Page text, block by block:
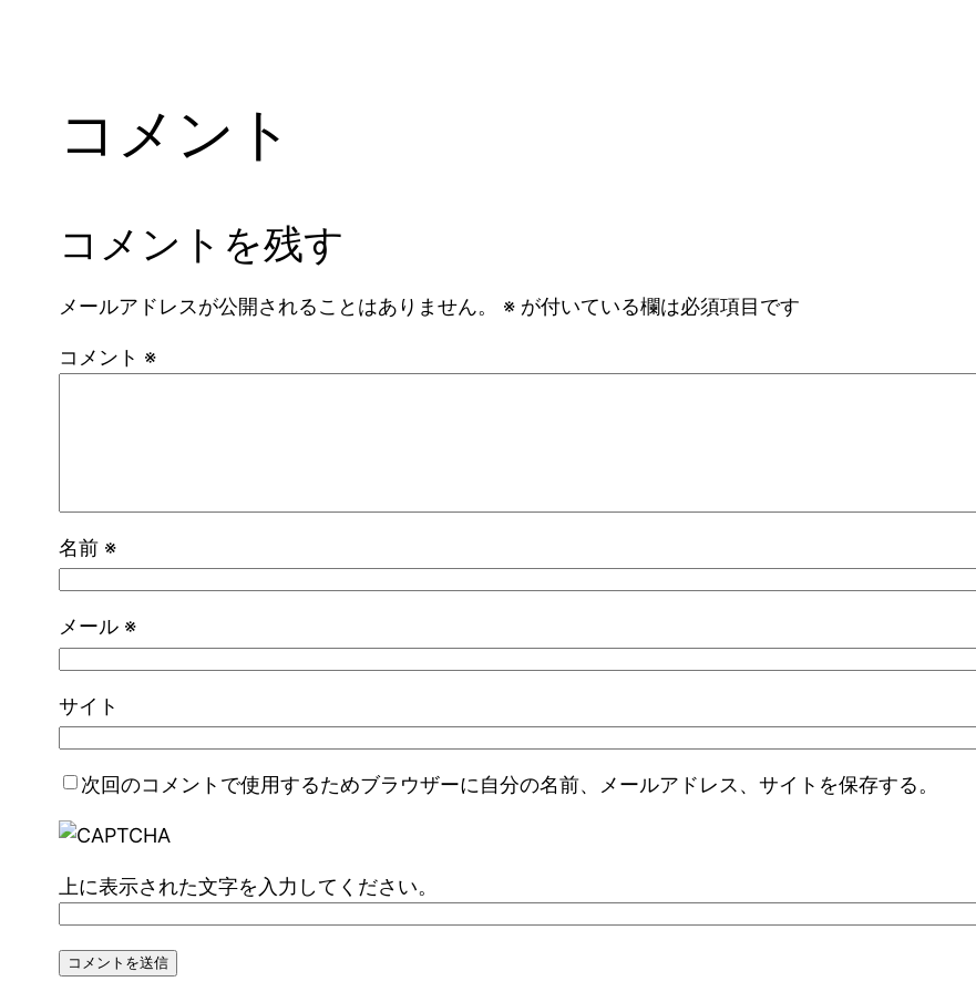
コメント
コメントを残す
メールアドレスが公開されることはありません。 ※ が付いている欄は必須項目です
コメント ※
名前 ※
メール ※
サイト
次回のコメントで使用するためブラウザーに自分の名前、メールアドレス、サイトを保存する。
上に表示された文字を入力してください。